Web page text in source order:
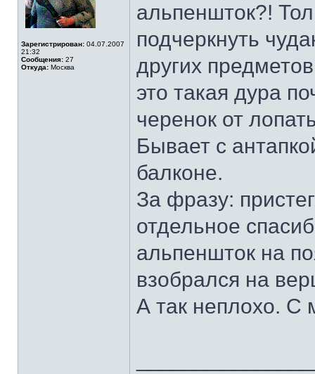
Зарегистрирован: 04.07.2007
21:32
Сообщения: 27
Откуда: Москва
альпеншток?!
подчеркнуть
других
это такая дура
черенок от
Бывает с
балконе.
За фразу:
отдельное
альпеншток на
взобрался на
А так неплохо. С